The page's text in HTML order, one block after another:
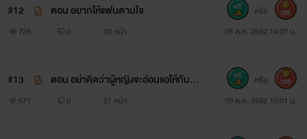
#12 ตอน อยากให้แฟนตามใจ
728 0 20 หน้า 05 ต.ค. 2562 14:07 น.
หรือ 300
#13
ตอน อย่าคิดว่าผู้หญิงจะอ่อนแอให้กับผู้
ชายทุกคน
671 0 21 หน้า 09 ต.ค. 2562 10:01 น.
หรือ 300